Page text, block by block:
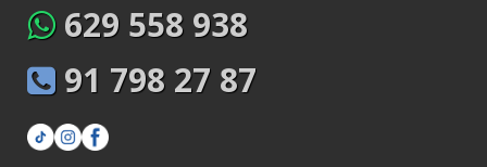
629 558 938
91 798 27 87